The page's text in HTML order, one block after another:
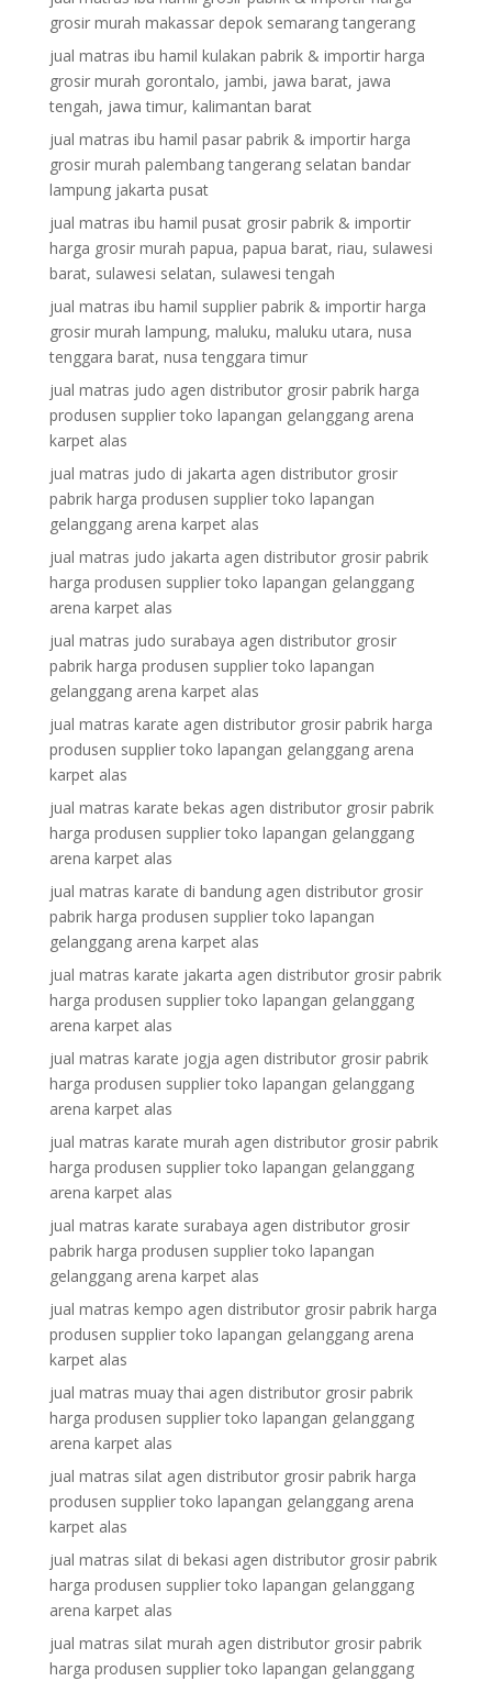
grosir murah makassar depok semarang tangerang
jual matras ibu hamil kulakan pabrik & importir harga
grosir murah gorontalo, jambi, jawa barat, jawa
tengah, jawa timur, kalimantan barat
jual matras ibu hamil pasar pabrik & importir harga
grosir murah palembang tangerang selatan bandar
lampung jakarta pusat
jual matras ibu hamil pusat grosir pabrik & importir
harga grosir murah papua, papua barat, riau, sulawesi
barat, sulawesi selatan, sulawesi tengah
jual matras ibu hamil supplier pabrik & importir harga
grosir murah lampung, maluku, maluku utara, nusa
tenggara barat, nusa tenggara timur
jual matras judo agen distributor grosir pabrik harga
produsen supplier toko lapangan gelanggang arena
karpet alas
jual matras judo di jakarta agen distributor grosir
pabrik harga produsen supplier toko lapangan
gelanggang arena karpet alas
jual matras judo jakarta agen distributor grosir pabrik
harga produsen supplier toko lapangan gelanggang
arena karpet alas
jual matras judo surabaya agen distributor grosir
pabrik harga produsen supplier toko lapangan
gelanggang arena karpet alas
jual matras karate agen distributor grosir pabrik harga
produsen supplier toko lapangan gelanggang arena
karpet alas
jual matras karate bekas agen distributor grosir pabrik
harga produsen supplier toko lapangan gelanggang
arena karpet alas
jual matras karate di bandung agen distributor grosir
pabrik harga produsen supplier toko lapangan
gelanggang arena karpet alas
jual matras karate jakarta agen distributor grosir pabrik
harga produsen supplier toko lapangan gelanggang
arena karpet alas
jual matras karate jogja agen distributor grosir pabrik
harga produsen supplier toko lapangan gelanggang
arena karpet alas
jual matras karate murah agen distributor grosir pabrik
harga produsen supplier toko lapangan gelanggang
arena karpet alas
jual matras karate surabaya agen distributor grosir
pabrik harga produsen supplier toko lapangan
gelanggang arena karpet alas
jual matras kempo agen distributor grosir pabrik harga
produsen supplier toko lapangan gelanggang arena
karpet alas
jual matras muay thai agen distributor grosir pabrik
harga produsen supplier toko lapangan gelanggang
arena karpet alas
jual matras silat agen distributor grosir pabrik harga
produsen supplier toko lapangan gelanggang arena
karpet alas
jual matras silat di bekasi agen distributor grosir pabrik
harga produsen supplier toko lapangan gelanggang
arena karpet alas
jual matras silat murah agen distributor grosir pabrik
harga produsen supplier toko lapangan gelanggang